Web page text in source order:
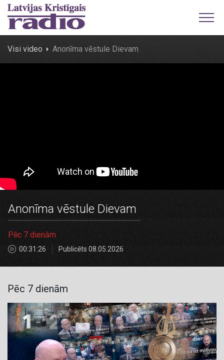
Visi video Anonīma vēstule Dievam
Anonīma vēstule Dievam
Pēc 7 dienām
00:31:26 Publicēts 08.05.2026
Pēc 7 dienām